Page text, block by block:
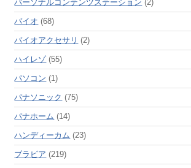
パーソナルコンテンツステーション (2)
バイオ (68)
バイオアクセサリ (2)
ハイレゾ(55)
パソコン (1)
パナソニック (75)
パナホーム (14)
ハンディーカム (23)
ブラビア (219)